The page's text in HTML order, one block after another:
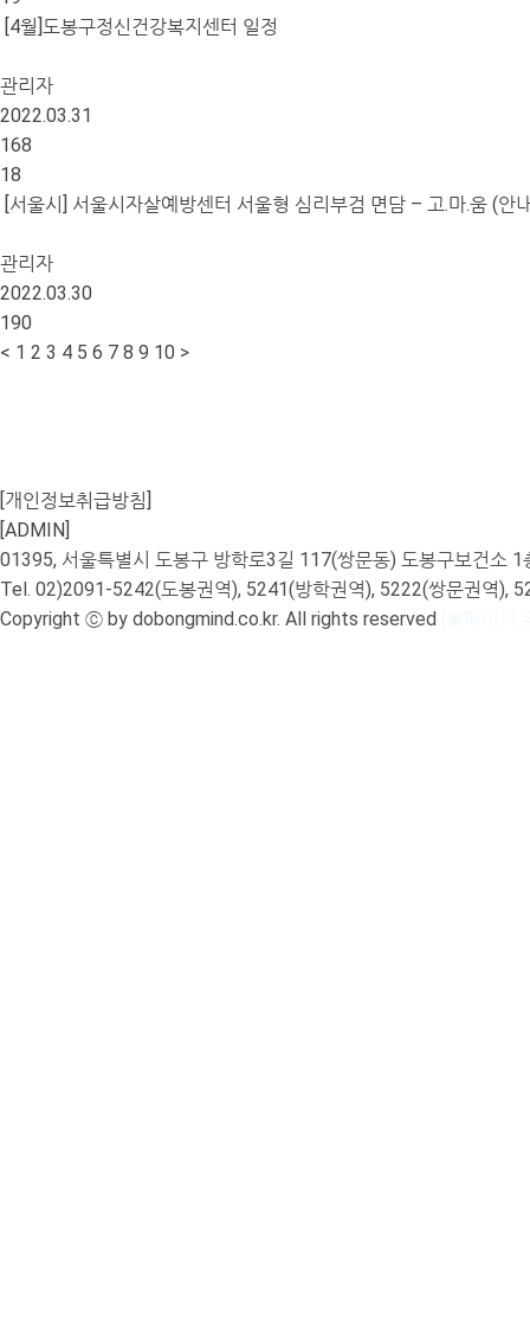
[4월]도봉구정신건강복지센터 일정
관리자
2022.03.31
168
18
[서울시] 서울시자살예방센터 서울형 심리부검 면담 – 고.마.움 (안
관리자
2022.03.30
190
< 1 2 3 4 5 6 7 8 9 10 >
[개인정보취급방침]
[ADMIN]
01395, 서울특별시 도봉구 방학로3길 117(쌍문동) 도봉구보건소
Tel. 02)2091-5242(도봉권역), 5241(방학권역), 5222(쌍문권역
Copyright ⓒ by dobongmind.co.kr. All rights reserved